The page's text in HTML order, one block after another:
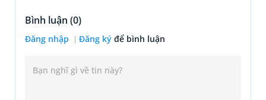
Bình luận (0)
Đăng nhập Đăng ký để bình luận